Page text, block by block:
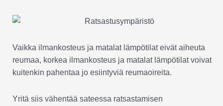
Vaikka ilmankosteus ja matalat lämpötilat eivät aiheuta
reumaa, korkea ilmankosteus ja matalat lämpötilat voivat
kuitenkin pahentaa jo esiintyviä reumaoireita.
Yritä siis vähentää sateessa ratsastamisen